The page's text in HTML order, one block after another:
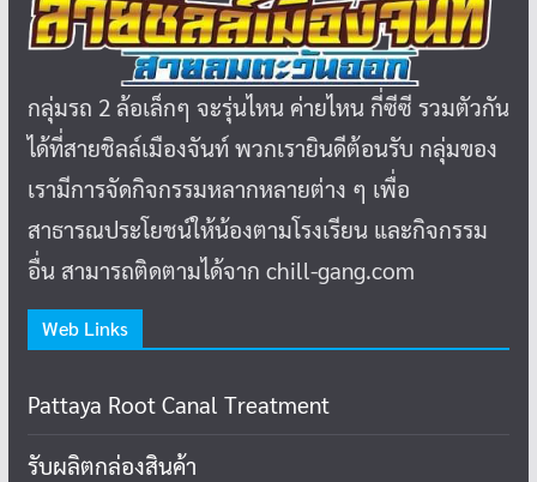
กลุ่มรถ 2 ล้อเล็กๆ จะรุ่นไหน ค่ายไหน กี่ซีซี รวมตัวกัน
ได้ที่สายชิลล์เมืองจันท์ พวกเรายินดีต้อนรับ กลุ่มของ
เรามีการจัดกิจกรรมหลากหลายต่าง ๆ เพื่อ
สาธารณประโยชน์ให้น้องตามโรงเรียน และกิจกรรม
อื่น สามารถติดตามได้จาก chill-gang.com
Web Links
Pattaya Root Canal Treatment
รับผลิตกล่องสินค้า